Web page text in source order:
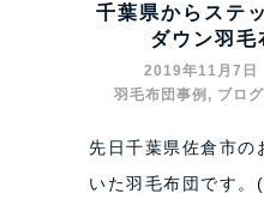
千葉県からステ
ダウン羽毛
2019年11月7日
羽毛布団事例 , ブログ
先日千葉県佐倉市の
いた羽毛布団です。